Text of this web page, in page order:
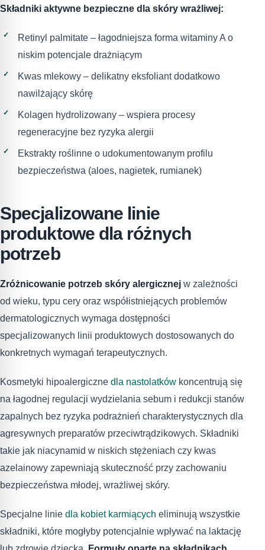
Składniki aktywne bezpieczne dla skóry wrażliwej:
Retinyl palmitate – łagodniejsza forma witaminy A o
niskim potencjale drażniącym
Kwas mlekowy – delikatny eksfoliant dodatkowo
nawilżający skórę
Kolagen hydrolizowany – wspiera procesy
regeneracyjne bez ryzyka alergii
Ekstrakty roślinne o udokumentowanym profilu
bezpieczeństwa (aloes, nagietek, rumianek)
Specjalizowane linie
produktowe dla różnych
potrzeb
Zróżnicowanie potrzeb skóry alergicznej w zależności
od wieku, typu cery oraz współistniejących problemów
dermatologicznych wymaga dostępności
specjalizowanych linii produktowych dostosowanych do
konkretnych wymagań terapeutycznych.
Kosmetyki hipoalergiczne dla nastolatków koncentrują się
na łagodnej regulacji wydzielania sebum i redukcji stanów
zapalnych bez ryzyka podrażnień charakterystycznych dla
agresywnych preparatów przeciwtrądzikowych. Składniki
takie jak niacynamid w niskich stężeniach czy kwas
azelainowy zapewniają skuteczność przy zachowaniu
bezpieczeństwa młodej, wrażliwej skóry.
Specjalne linie dla kobiet karmiących eliminują wszystkie
składniki, które mogłyby potencjalnie wpływać na laktację